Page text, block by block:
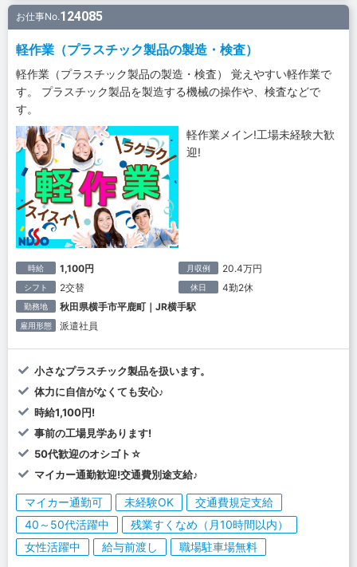
お仕事No.124085
軽作業（プラスチック製品の製造・検査）
軽作業（プラスチック製品の製造・検査） 覚えやすい軽作業で
す。 プラスチック製品を製造する機械の操作や、検査などで
す。
軽作業メイン!工場未経験大歓
迎!
時給 1,100円 月収例 20.4万円
シフト 2交替 休日 4勤2休
勤務地 秋田県横手市平鹿町｜JR横手駅
雇用形態 派遣社員
小さなプラスチック製品を扱います。
体力に自信がなくても安心♪
時給1,100円!
事前の工場見学あります!
50代歓迎のオシゴト☆
マイカー通勤歓迎!交通費別途支給♪
マイカー通勤可 未経験OK
交通費規定支給
40～50代活躍中
残業すくなめ（月10時間以内）
女性活躍中
給与前渡し 職場駐車場無料